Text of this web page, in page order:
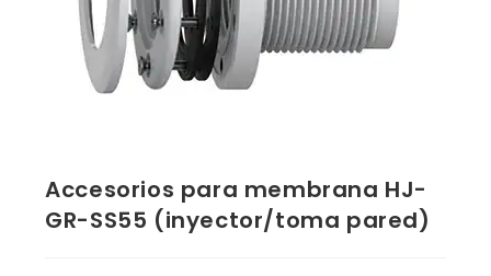
Accesorios para membrana HJ-
GR-SS55 (inyector/toma pared)